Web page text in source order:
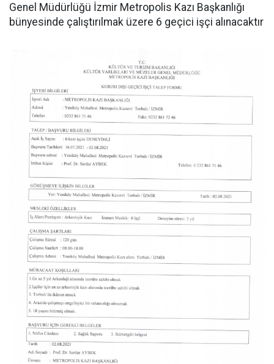
Genel Müdürlüğü İzmir Metropolis Kazı Başkanlığı
bünyesinde çalıştırılmak üzere 6 geçici işçi alınacaktır